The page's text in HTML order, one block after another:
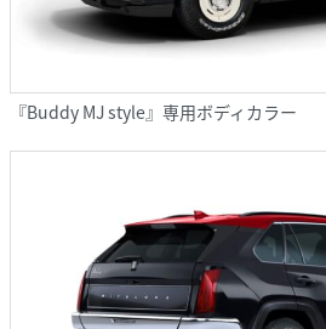
『Buddy MJ style』専用ボディカラー